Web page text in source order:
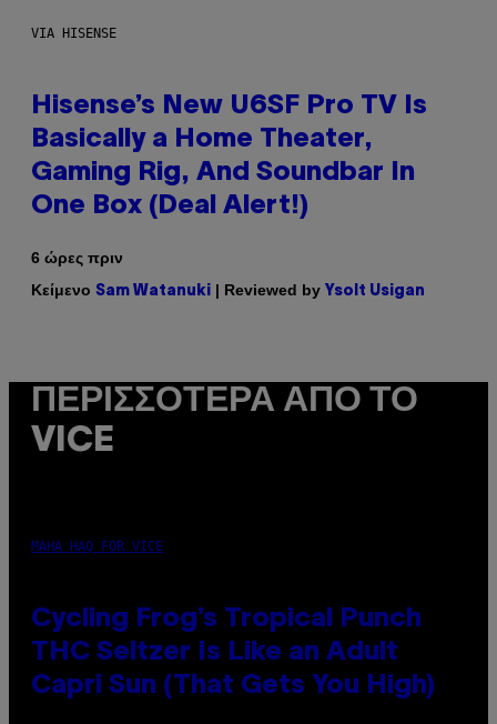
VIA HISENSE
Hisense’s New U6SF Pro TV Is
Basically a Home Theater,
Gaming Rig, And Soundbar In
One Box (Deal Alert!)
6 ώρες πριν
Κείμενο Sam Watanuki | Reviewed by Ysolt Usigan
ΠΕΡΙΣΣΌΤΕΡΑ ΑΠΌ ΤΟ
VICE
MAHA HAQ FOR VICE
Cycling Frog’s Tropical Punch
THC Seltzer Is Like an Adult
Capri Sun (That Gets You High)